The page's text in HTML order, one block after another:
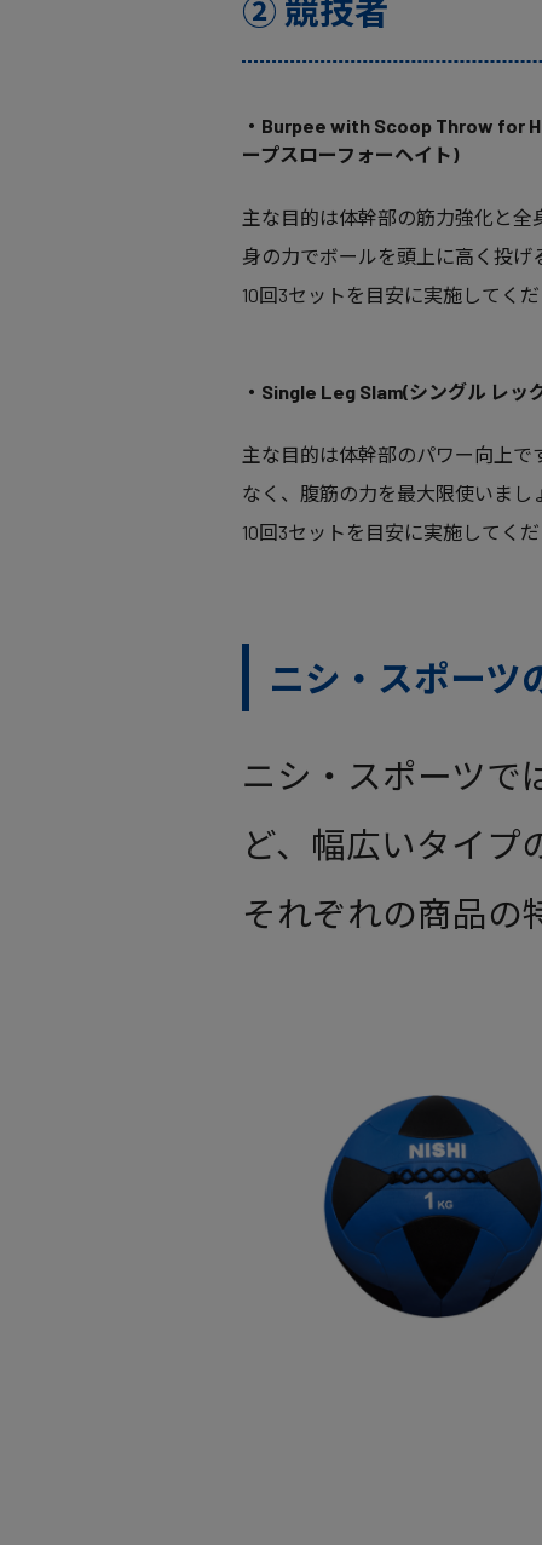
② 競技者
・Burpee with Scoop Throw for
ープスローフォーヘイト)
主な目的は体幹部の筋力強化と全
身の力でボールを頭上に高く投げ
10回3セットを目安に実施してく
・Single Leg Slam(シングル レッ
主な目的は体幹部のパワー向上で
なく、腹筋の力を最大限使いまし
10回3セットを目安に実施してく
ニシ・スポーツ
ニシ・スポーツで
ど、幅広いタイプ
それぞれの商品の